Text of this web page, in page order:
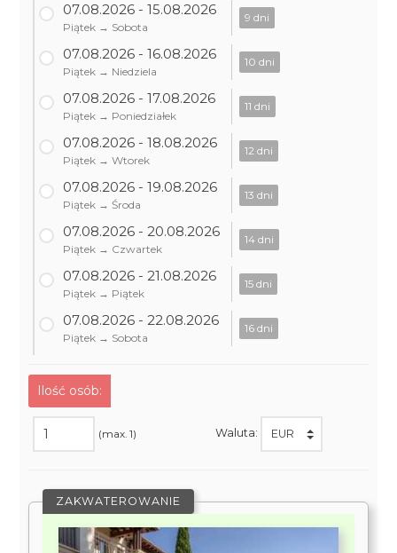
07.08.2026 - 15.08.2026
Piątek → Sobota
9 dni
07.08.2026 - 16.08.2026
Piątek → Niedziela
10 dni
07.08.2026 - 17.08.2026
Piątek → Poniedziałek
11 dni
07.08.2026 - 18.08.2026
Piątek → Wtorek
12 dni
07.08.2026 - 19.08.2026
Piątek → Środa
13 dni
07.08.2026 - 20.08.2026
Piątek → Czwartek
14 dni
07.08.2026 - 21.08.2026
Piątek → Piątek
15 dni
07.08.2026 - 22.08.2026
Piątek → Sobota
16 dni
Ilość osób:
(max. 1) Waluta:
ZAKWATEROWANIE